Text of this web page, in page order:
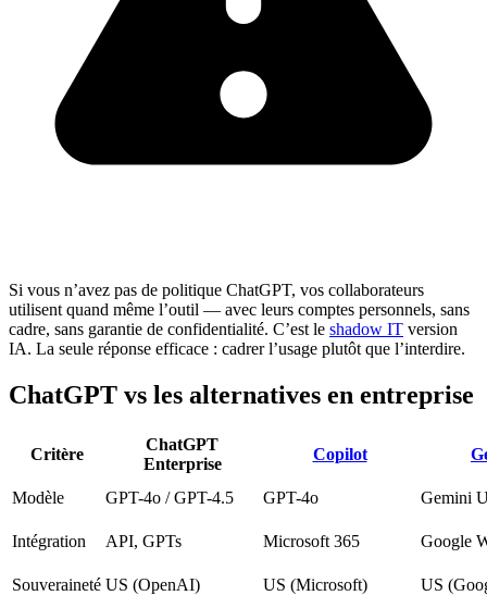
Si vous n’avez pas de politique ChatGPT, vos collaborateurs
utilisent quand même l’outil — avec leurs comptes personnels, sans
cadre, sans garantie de confidentialité. C’est le shadow IT version
IA. La seule réponse efficace : cadrer l’usage plutôt que l’interdire.
ChatGPT vs les alternatives en entreprise
Critère
ChatGPT
Enterprise
Copilot
Modèle GPT-4o / GPT-4.5 GPT-4o Gemini
Intégration API, GPTs Microsoft 365 Google
Souveraineté US (OpenAI) US (Microsoft) US